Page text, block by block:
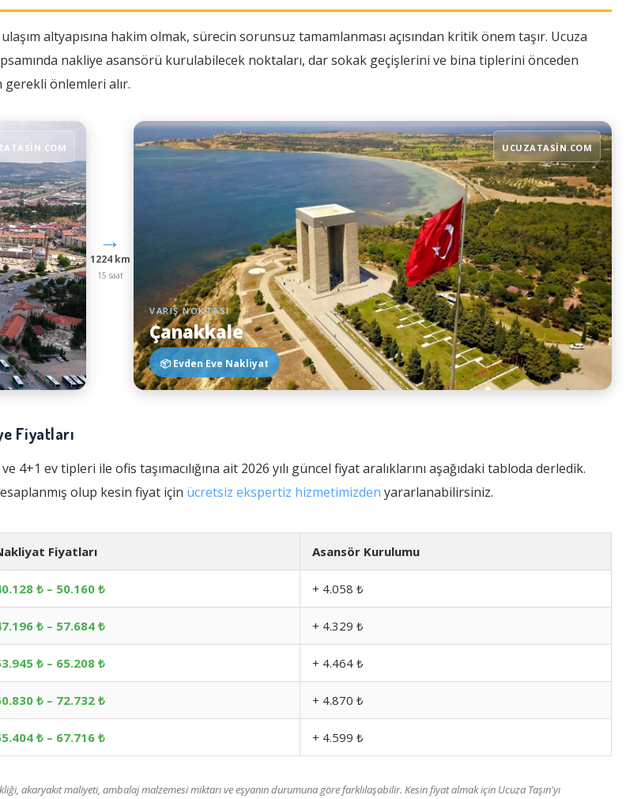
altyapısına hakim olmak, sürecin sorunsuz tamamlanması açısından kritik önem taşır. Ucuza
nakliye asansörü kurulabilecek noktaları, dar sokak geçişlerini ve bina tiplerini önceden
gerekli önlemleri alır.
→
1224 km
15 saat
UCUZATASIN.COM
VARIŞ NOKTASI
Çanakkale
📦 Evden Eve Nakliyat
Fiyatları
4+1 ev tipleri ile ofis taşımacılığına ait 2026 yılı güncel fiyat aralıklarını aşağıdaki tabloda derledik.
olup kesin fiyat için ücretsiz ekspertiz hizmetimizden yararlanabilirsiniz.
Fiyatları Asansör Kurulumu
₺ – 50.160 ₺ + 4.058 ₺
₺ – 57.684 ₺ + 4.329 ₺
₺ – 65.208 ₺ + 4.464 ₺
₺ – 72.732 ₺ + 4.870 ₺
₺ – 67.716 ₺ + 4.599 ₺
maliyeti, ambalaj malzemesi miktarı ve eşyanın durumuna göre farklılaşabilir. Kesin fiyat almak için Ucuza Taşın'yı